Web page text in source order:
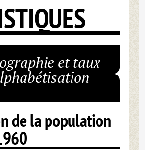
et taux
de la population